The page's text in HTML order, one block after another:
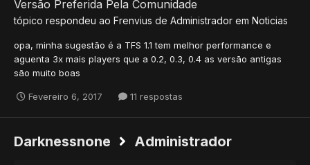
Versão Preferida Pela Comunidade
tópico respondeu ao Frenvius de Administrador em Noticias
opa, minha sugestão é a TFS 1.1 tem melhor performance e
aguenta 3x mais players que a 0.2, 0.3, 0.4 as versão antigas
são muito boas
Fevereiro 6, 2017 11 respostas
Darknessnone Administrador